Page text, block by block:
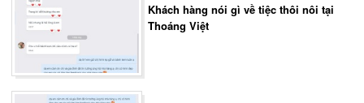
Khách hàng nói gì về tiệc thôi nôi tại
Thoáng Việt